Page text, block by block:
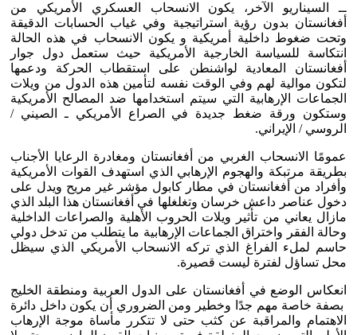
ــ السيناريو الآخر، يكون الانسحاب العسكري الأمريكي من
أفغانستان بدون رؤية استراتيجية وفي غياب الحسابات الدقيقة
وتحت ضغوط داخلية أمريكية و يكون الانسحاب في هذه الحالة
انتكاسة للسياسة الخارجية الأمريكية حيث ستعمل دول جوار
أفغانستان المعادية لواشنطن على استقطاب الحركة ودعمها
لتكون موالية لهم وفي الوقت نفسه لتأمين هذه الدول من ويلات
الجماعات الإرهابية التي سيتم استخدامها ضد المصالح الأمريكية
وستكون ورقة ضغط جديدة في الصراع الأمريكي ـ الصيني /
الروسي / الإيراني.
عمومًا الانسحاب الغربي من أفغانستان ومغادرة الرعايا الأجناب
بطريقة مرتبكة والهجوم الإرهابي الذي استهدف القوات الأمريكية
وأفراد من أفغانستان في مطار كابول مؤشر غير مريح ويدل على
دخول عناصر داعش خرسان وتغلغلها في أفغانستان هذا البلد الذي
مازال يعاني من تأثير ويلات الحروب الأهلية والصراعات الداخلية
وحالة الفقر واختراق الجماعات الإرهابية ما يتطلب من تدخل دولي
حاسم لملء الفراغ الذي تركه الانسحاب الأمريكي الذي سيظل
محل تساؤل لفترة ليست قصيرة.
انعكاس الوضع في أفغانستان على الدول العربية ومنطقة الخليج
بصفة خاصة مهم جدًا وخطير ومن الضروري أن يكون داخل دائرة
الاهتمام والمراقبة عن كثب حتى لا تتكرر مأساة موجة الإرهاب